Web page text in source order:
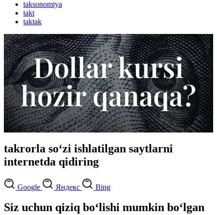
taksonomiya
takt
taktak
takrorla so‘zi ishlatilgan saytlarni
internetda qidiring
Google Яндекс Bing
Siz uchun qiziq bo‘lishi mumkin bo‘lgan